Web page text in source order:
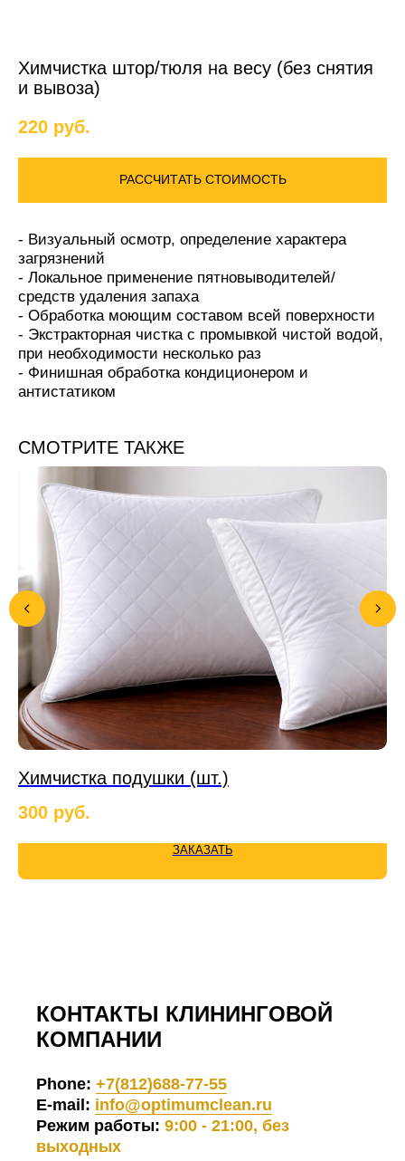
Химчистка штор/тюля на весу (без снятия
и вывоза)
220 руб.
РАССЧИТАТЬ СТОИМОСТЬ
- Визуальный осмотр, определение характера
загрязнений
- Локальное применение пятновыводителей/
средств удаления запаха
- Обработка моющим составом всей поверхности
- Экстракторная чистка с промывкой чистой водой,
при необходимости несколько раз
- Финишная обработка кондиционером и
антистатиком
СМОТРИТЕ ТАКЖЕ
Химчистка подушки (шт.)
300 руб.
ЗАКАЗАТЬ
КОНТАКТЫ КЛИНИНГОВОЙ
КОМПАНИИ
Phone: +7(812)688-77-55
E-mail: info@optimumclean.ru
Режим работы: 9:00 - 21:00, без
выходных